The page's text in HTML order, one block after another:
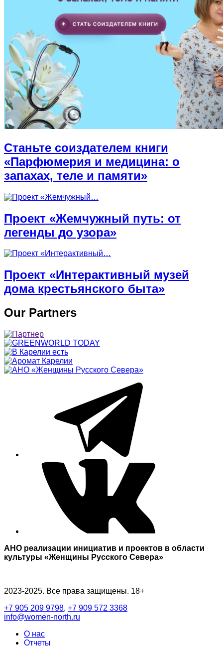
Станьте соиздателем книги
«Парфюмерия и медицина: о
запахах, теле и памяти»
Проект «Жемчужный путь: от
легенды до узора»
Проект «Интерактивный музей
дома крестьянского быта»
Our Partners
АНО реализации инициатив и проектов в области
культуры «Женщины Русского Севера»
2023-2025. Все права защищены. 18+
+7 905 209 9798, +7 909 572 3368
info@women-north.ru
О нас
Отчеты